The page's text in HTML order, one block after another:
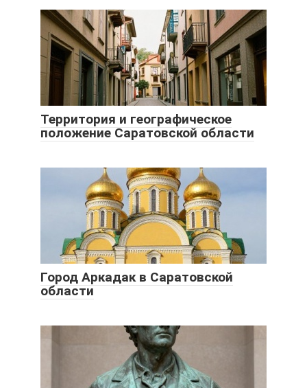
Территория и географическое
положение Саратовской области
Город Аркадак в Саратовской
области